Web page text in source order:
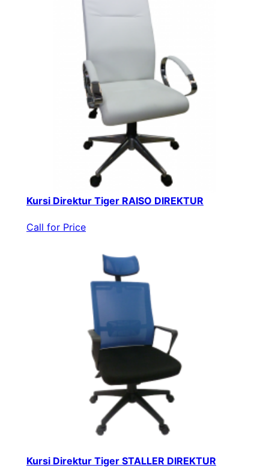
Kursi Direktur Tiger RAISO DIREKTUR
Call for Price
Kursi Direktur Tiger STALLER DIREKTUR